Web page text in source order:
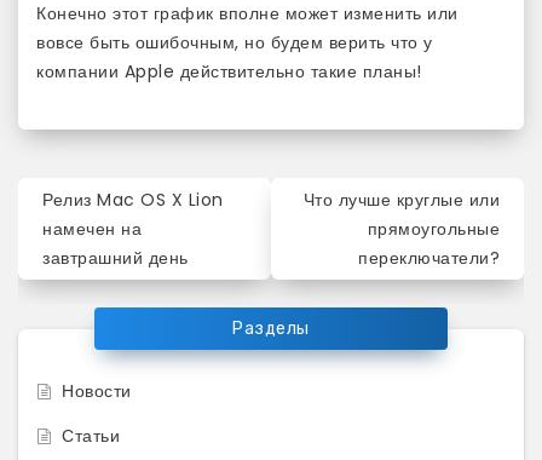
Конечно этот график вполне может изменить или
вовсе быть ошибочным, но будем верить что у
компании Apple действительно такие планы!
Навигация
по
записям
Релиз Mac OS X Lion
намечен на
завтрашний день
Что лучше круглые или
прямоугольные
переключатели?
Разделы
Новости
Статьи